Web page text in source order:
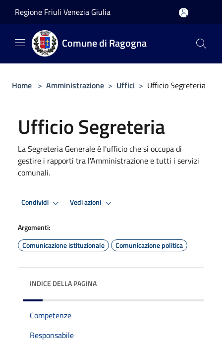
Regione Friuli Venezia Giulia
Comune di Ragogna
Home > Amministrazione > Uffici > Ufficio Segreteria
Ufficio Segreteria
La Segreteria Generale è l'ufficio che si occupa di
gestire i rapporti tra l'Amministrazione e tutti i servizi
comunali.
Condividi Vedi azioni
Argomenti:
Comunicazione istituzionale
Comunicazione politica
INDICE DELLA PAGINA
Competenze
Responsabile